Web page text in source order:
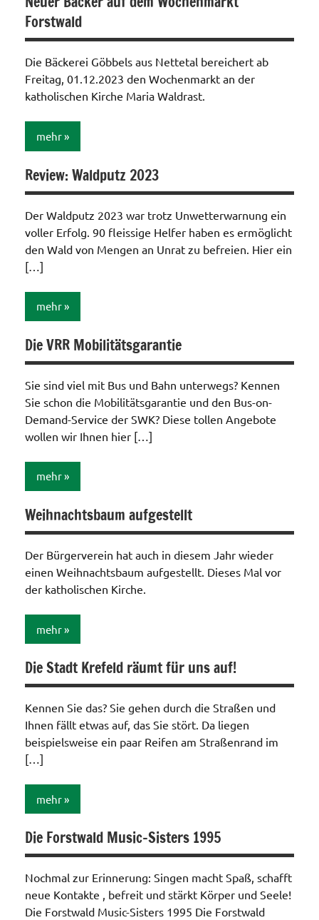
Forstwald
Die Bäckerei Göbbels aus Nettetal bereichert ab
Freitag, 01.12.2023 den Wochenmarkt an der
katholischen Kirche Maria Waldrast.
mehr
Aktionen /
Veränderungen /
/Verbesserungen..
Allgemein
Review: Waldputz 2023
Der Waldputz 2023 war trotz Unwetterwarnung ein
voller Erfolg. 90 fleissige Helfer haben es ermöglicht
den Wald von Mengen an Unrat zu befreien. Hier ein
[…]
mehr
Aktionen /
Veränderungen /
/Verbesserungen..
Bildergalerie
Veranstaltungen
Die VRR Mobilitätsgarantie
Sie sind viel mit Bus und Bahn unterwegs? Kennen
Sie schon die Mobilitätsgarantie und den Bus-on-
Demand-Service der SWK? Diese tollen Angebote
wollen wir Ihnen hier […]
mehr
Aktionen /
Veränderungen /
/Verbesserungen..
Allgemein
Weihnachtsbaum aufgestellt
Der Bürgerverein hat auch in diesem Jahr wieder
einen Weihnachtsbaum aufgestellt. Dieses Mal vor
der katholischen Kirche.
mehr
Aktionen /
Veränderungen /
/Verbesserungen..
Die Stadt Krefeld räumt für uns auf!
Kennen Sie das? Sie gehen durch die Straßen und
Ihnen fällt etwas auf, das Sie stört. Da liegen
beispielsweise ein paar Reifen am Straßenrand im
[…]
mehr
Aktionen /
Veränderungen /
/Verbesserungen..
Die Forstwald Music-Sisters 1995
Nochmal zur Erinnerung: Singen macht Spaß, schafft
neue Kontakte , befreit und stärkt Körper und Seele!
Die Forstwald Music-Sisters 1995 Die Forstwald